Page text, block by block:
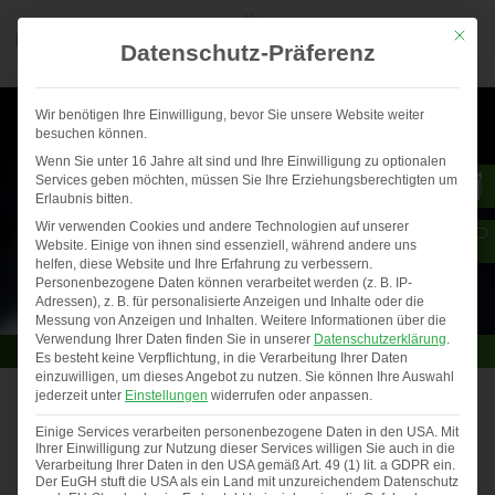
Gewinner Fotowettbewerb 2025
Auch in diesem Jahr haben uns …
Previous
Mit
Datenschutz-Präferenz
Wir benötigen Ihre Einwilligung, bevor Sie unsere Website weiter
besuchen können.
Wenn Sie unter 16 Jahre alt sind und Ihre Einwilligung zu optionalen
Services geben möchten, müssen Sie Ihre Erziehungsberechtigten um
Erlaubnis bitten.
Wir verwenden Cookies und andere Technologien auf unserer
Website. Einige von ihnen sind essenziell, während andere uns
helfen, diese Website und Ihre Erfahrung zu verbessern.
Personenbezogene Daten können verarbeitet werden (z. B. IP-
Adressen), z. B. für personalisierte Anzeigen und Inhalte oder die
Messung von Anzeigen und Inhalten. Weitere Informationen über die
Verwendung Ihrer Daten finden Sie in unserer Datenschutzerklärung.
Es besteht keine Verpflichtung, in die Verarbeitung Ihrer Daten
einzuwilligen, um dieses Angebot zu nutzen. Sie können Ihre Auswahl
jederzeit unter Einstellungen widerrufen oder anpassen.
Einige Services verarbeiten personenbezogene Daten in den USA. Mit
Ihrer Einwilligung zur Nutzung dieser Services willigen Sie auch in die
Verarbeitung Ihrer Daten in den USA gemäß Art. 49 (1) lit. a GDPR ein.
Der EuGH stuft die USA als ein Land mit unzureichendem Datenschutz